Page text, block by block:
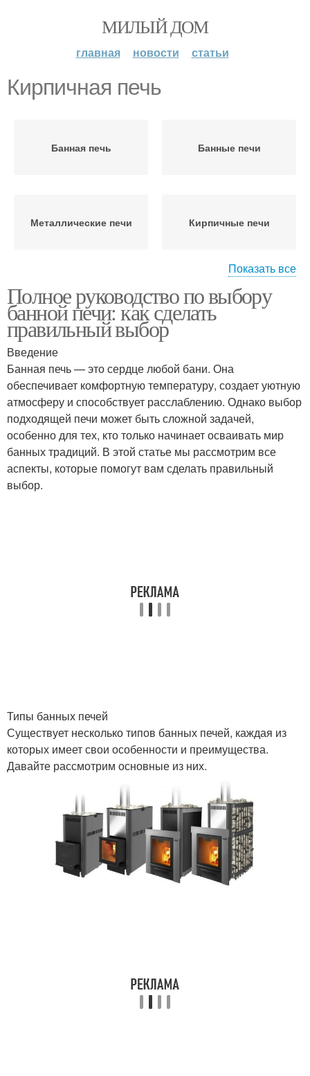
МИЛЫЙ ДОМ
главная новости статьи
Кирпичная печь
Банная печь Банные печи
Металлические печи Кирпичные печи
Электрические печи Цены на печи
Печи для бани Печи перед покупкой
Печь для бани Печи в бане
Печи для каркасной
бани
Требования к
металлическим печам
Железная печь
Печь с закрытой
каменкой
Печь с обращенным
Показать все
Полное руководство по выбору
банной печи: как сделать
правильный выбор
Введение
Банная печь — это сердце любой бани. Она
обеспечивает комфортную температуру, создает уютную
атмосферу и способствует расслаблению. Однако выбор
подходящей печи может быть сложной задачей,
особенно для тех, кто только начинает осваивать мир
банных традиций. В этой статье мы рассмотрим все
аспекты, которые помогут вам сделать правильный
выбор.
Типы банных печей
Существует несколько типов банных печей, каждая из
которых имеет свои особенности и преимущества.
Давайте рассмотрим основные из них.